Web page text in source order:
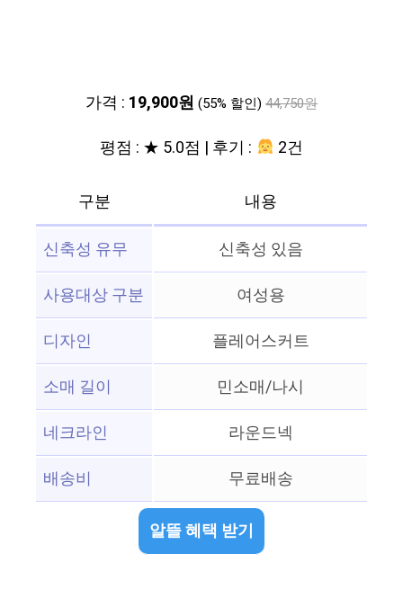
가격 : 19,900원 (55% 할인) 44,750원
평점 : ★ 5.0점 | 후기 : 2건
구분
내용
신축성 유무
신축성 있음
사용대상 구분
여성용
디자인
플레어스커트
소매 길이
민소매/나시
네크라인
라운드넥
배송비
무료배송
알뜰 혜택 받기